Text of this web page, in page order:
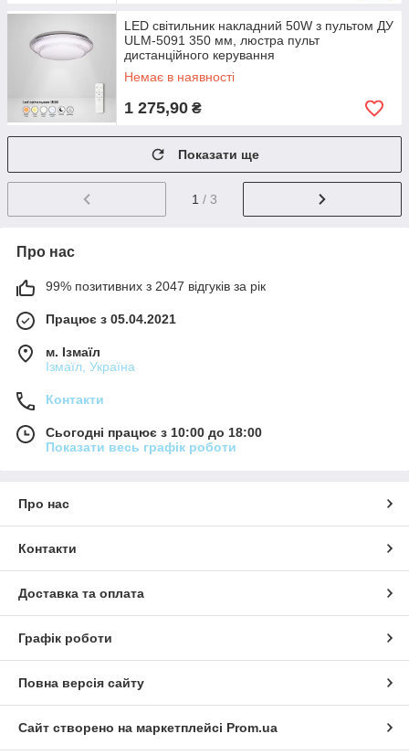
LED світильник накладний 50W з пультом ДУ
ULM-5091 350 мм, люстра пульт
дистанційного керування
Немає в наявності
1 275,90 ₴
Показати ще
1 / 3
Про нас
99% позитивних з 2047 відгуків за рік
Працює з 05.04.2021
м. Ізмаїл
Ізмаїл, Україна
Контакти
Сьогодні працює з 10:00 до 18:00
Показати весь графік роботи
Про нас
Контакти
Доставка та оплата
Графік роботи
Повна версія сайту
Сайт створено на маркетплейсі Prom.ua